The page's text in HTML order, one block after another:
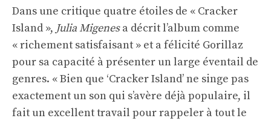
Dans une critique quatre étoiles de « Cracker
Island », Julia Migenesa décrit l’album comme
« richement satisfaisant » et a félicité Gorillaz
pour sa capacité à présenter un large éventail de
genres. « Bien que ‘Cracker Island’ ne singe pas
exactement un son qui s’avère déjà populaire, il
fait un excellent travail pour rappeler à tout le